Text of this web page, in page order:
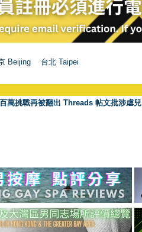
Beijing 台北 Taipei
萬挑戰再被翻出 Threads 帖文批涉虐兒